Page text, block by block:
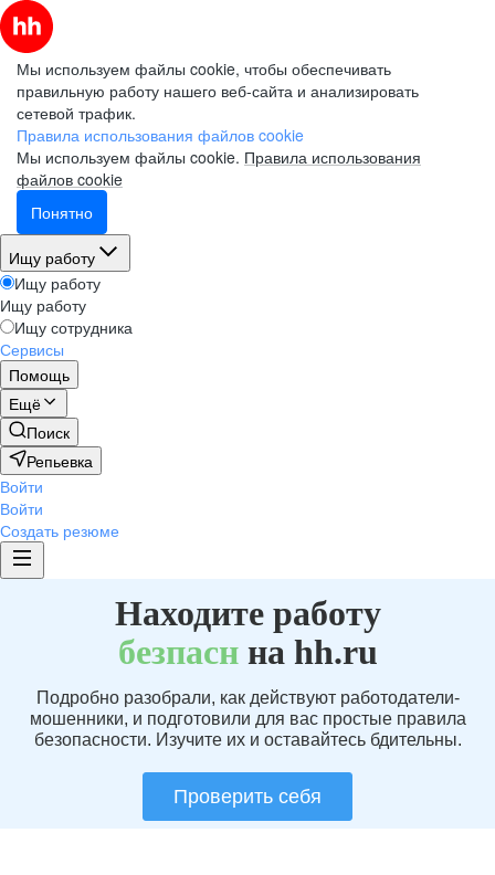
Мы используем файлы cookie, чтобы обеспечивать
правильную работу нашего веб-сайта и анализировать
сетевой трафик.
Правила использования файлов cookie
Мы используем файлы cookie. Правила использования
файлов cookie
Понятно
Ищу работу
Ищу работу
Ищу работу
Ищу сотрудника
Сервисы
Помощь
Ещё
Поиск
Репьевка
Войти
Войти
Создать резюме
Находите работу
безпаснна hh.ru
Подробно разобрали, как действуют работодатели-
мошенники, и подготовили для вас простые правила
безопасности. Изучите их и оставайтесь бдительны.
Проверить себя